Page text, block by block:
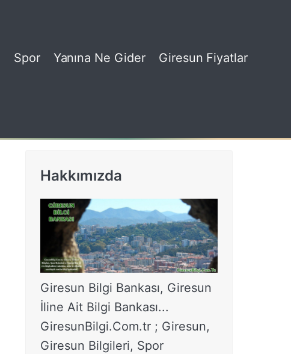
Spor Yanına Ne Gider Giresun Fiyatlar
Hakkımızda
Giresun Bilgi Bankası, Giresun
İline Ait Bilgi Bankası...
GiresunBilgi.Com.tr ; Giresun,
Giresun Bilgileri, Spor